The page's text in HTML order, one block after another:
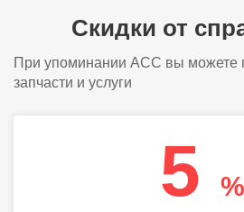
Скидки от
При упоминании АСС вы можете
запчасти и услуги
5 %